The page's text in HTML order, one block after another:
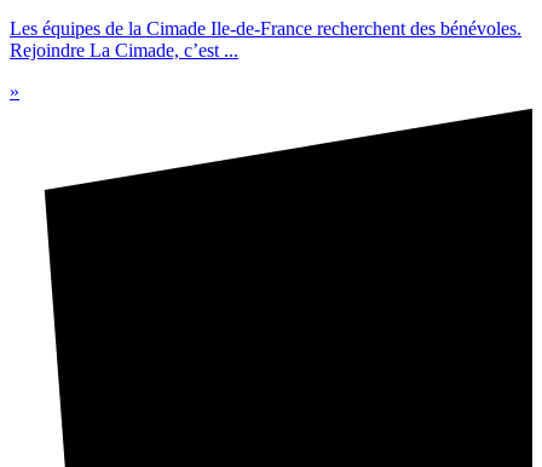
Les équipes de la Cimade Ile-de-France recherchent des bénévoles.
Rejoindre La Cimade, c’est ...
»